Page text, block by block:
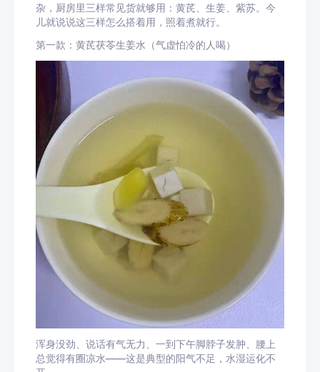
杂，厨房里三样常见货就够用：黄芪、生姜、紫苏。今
儿就说说这三样怎么搭着用，照着煮就行。
第一款：黄芪茯苓生姜水（气虚怕冷的人喝）
浑身没劲、说话有气无力、一到下午脚脖子发肿、腰上
总觉得有圈凉水——这是典型的阳气不足，水湿运化不